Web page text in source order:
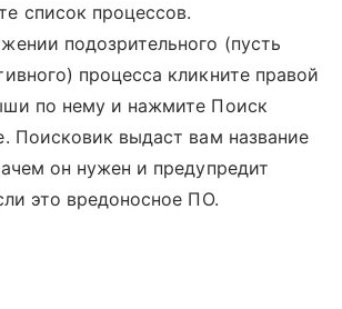
список процессов.
подозрительного (пусть
процесса кликните правой
по нему и нажмите Поиск
Поисковик выдаст вам название
он нужен и предупредит
это вредоносное ПО.